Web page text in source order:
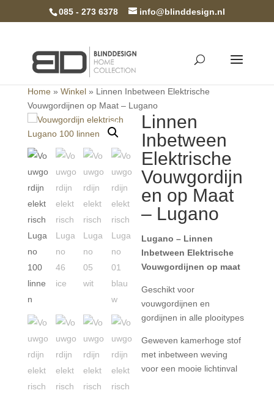
085 - 273 6378 info@blinddesign.nl
Home » Winkel» Linnen Inbetween Elektrische
Vouwgordijnen op Maat – Lugano
Linnen
Inbetween
Elektrische
Vouwgordijn
en op Maat
– Lugano
Lugano – Linnen
Inbetween Elektrische
Vouwgordijnen op maat
Geschikt voor
vouwgordijnen en
gordijnen in alle plooitypes
Geweven kamerhoge stof
met inbetween weving
voor een mooie lichtinval